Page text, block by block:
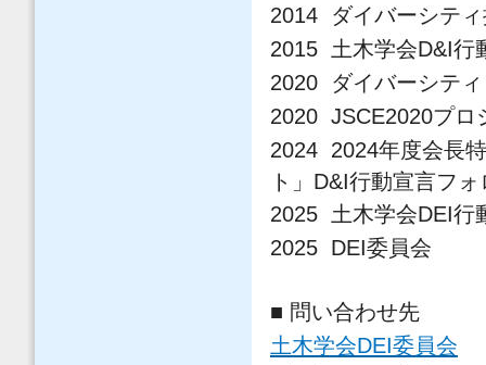
2014 ダイバーシテ
2015 土木学会D&I行
2020 ダイバーシテ
2020 JSCE2020プロ
2024 2024年度会長
ト」 D&I行動宣言フ
2025 土木学会DEI行
2025 DEI委員会
■ 問い合わせ先
土木学会DEI委員会